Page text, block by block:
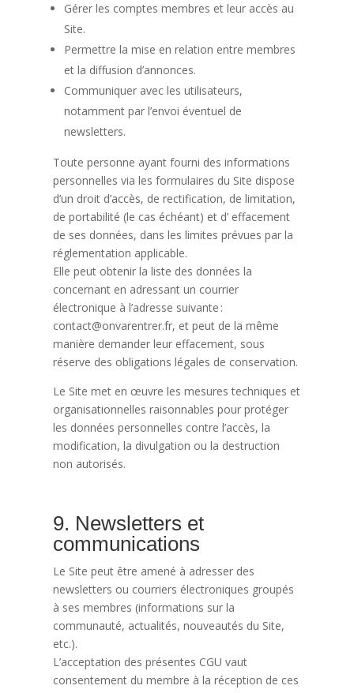
Gérer les comptes membres et leur accès au
Site.
Permettre la mise en relation entre membres
et la diffusion d’annonces.
Communiquer avec les utilisateurs,
notamment par l’envoi éventuel de
newsletters.
Toute personne ayant fourni des informations
personnelles via les formulaires du Site dispose
d’un droit d’accès, de rectification, de limitation,
de portabilité (le cas échéant) et d’ effacement
de ses données, dans les limites prévues par la
réglementation applicable.
Elle peut obtenir la liste des données la
concernant en adressant un courrier
électronique à l’adresse suivante :
contact@onvarentrer.fr, et peut de la même
manière demander leur effacement, sous
réserve des obligations légales de conservation.
Le Site met en œuvre les mesures techniques et
organisationnelles raisonnables pour protéger
les données personnelles contre l’accès, la
modification, la divulgation ou la destruction
non autorisés.
9. Newsletters et
communications
Le Site peut être amené à adresser des
newsletters ou courriers électroniques groupés
à ses membres (informations sur la
communauté, actualités, nouveautés du Site,
etc.).
L’acceptation des présentes CGU vaut
consentement du membre à la réception de ces